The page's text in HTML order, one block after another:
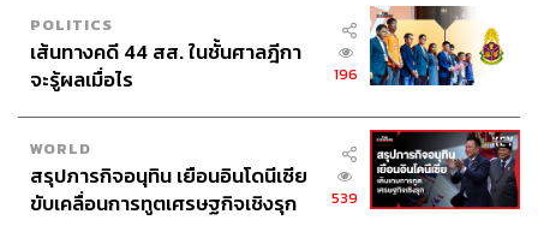
POLITICS
เส้นทางคดี 44 สส. ในชั้นศาลฎีกา
จะรู้ผลเมื่อไร
196
WORLD
สรุปภารกิจอนุทิน เยือนอินโดนีเซีย
ขับเคลื่อนการทูตเศรษฐกิจเชิงรุก
539